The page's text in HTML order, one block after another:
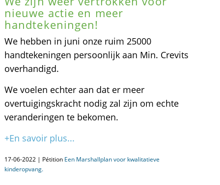
nieuwe actie en meer
handtekeningen!
We hebben in juni onze ruim 25000
handtekeningen persoonlijk aan Min. Crevits
overhandigd.
We voelen echter aan dat er meer
overtuigingskracht nodig zal zijn om echte
veranderingen te bekomen.
+En savoir plus...
17-06-2022 | Pétition Een Marshallplan voor kwalitatieve
kinderopvang.